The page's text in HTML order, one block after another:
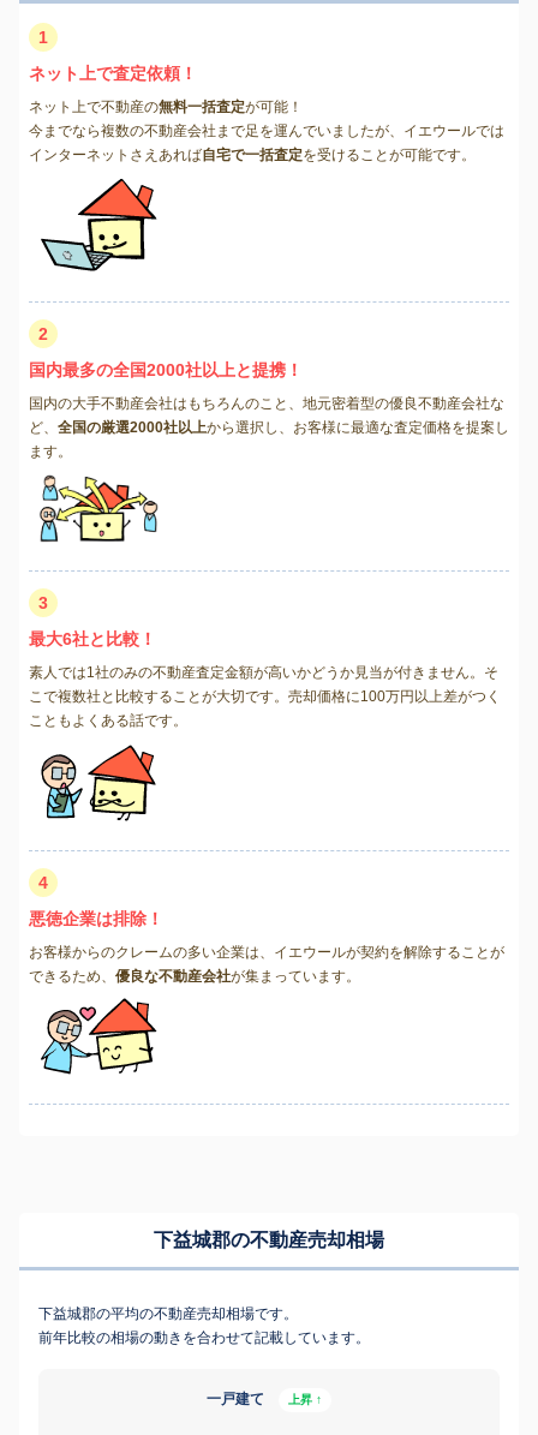
1
ネット上で査定依頼！
ネット上で不動産の無料一括査定が可能！
今までなら複数の不動産会社まで足を運んでいましたが、イエウールでは
インターネットさえあれば自宅で一括査定を受けることが可能です。
2
国内最多の全国2000社以上と提携！
国内の大手不動産会社はもちろんのこと、地元密着型の優良不動産会社な
ど、 全国の厳選2000社以上から選択し、お客様に最適な査定価格を提案し
ます。
3
最大6社と比較！
素人では1社のみの不動産査定金額が高いかどうか見当が付きません。そ
こで複数社と比較することが大切です。売却価格に100万円以上差がつく
こともよくある話です。
4
悪徳企業は排除！
お客様からのクレームの多い企業は、イエウールが契約を解除することが
できるため、 優良な不動産会社が集まっています。
下益城郡の不動産売却相場
下益城郡の平均の不動産売却相場です。
前年比較の相場の動きを合わせて記載しています。
一戸建て 上昇 ↑